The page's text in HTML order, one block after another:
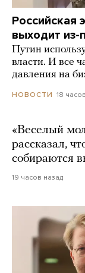
Российская
выходит из-
Путин
власти. И все
давления на
НОВОСТИ 18
«Веселый
рассказал,
собираются
19 часов назад